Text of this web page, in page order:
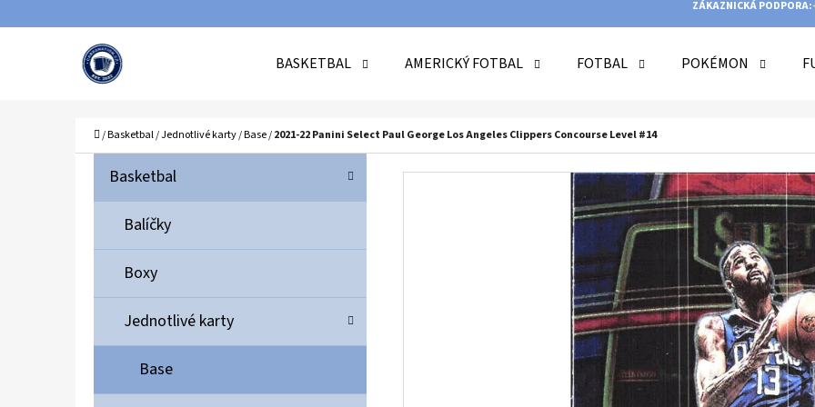
ZÁKAZNICKÁ PODPORA:
BASKETBAL AMERICKÝ FOTBAL FOTBAL POKÉMON
Domů
/Basketbal/Jednotlivé karty/Base/2021-22 Panini Select Paul George Los Angeles Clippers Concourse Level #14
Přeskočit
kategorie
K
T
G
R
E
Basketbal
Balíčky
Boxy
Jednotlivé karty
Base
Zpět
Zpět
HLEDAT
DOPORUČUJEME